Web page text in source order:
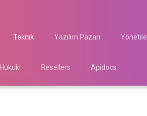
Teknik Yazılım Pazarı
Hukuki Resellers Apidocs